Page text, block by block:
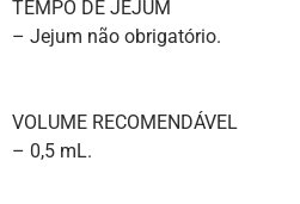
TEMPO DE JEJUM
– Jejum não obrigatório.
VOLUME RECOMENDÁVEL
– 0,5 mL.